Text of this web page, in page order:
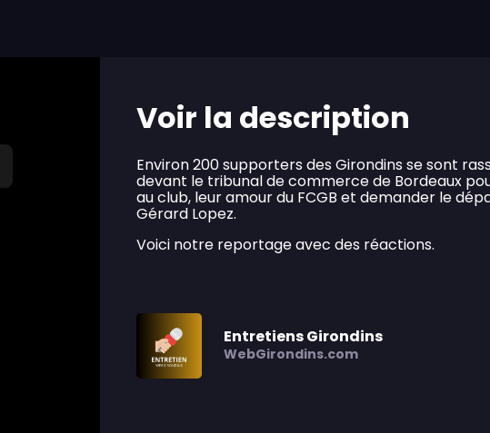
Voir la description
Environ 200 supporters des Girondins se sont
devant le tribunal de commerce de Bordeaux
au club, leur amour du FCGB et demander le
Gérard Lopez.
Voici notre reportage avec des réactions.
Entretiens Girondins
WebGirondins.com